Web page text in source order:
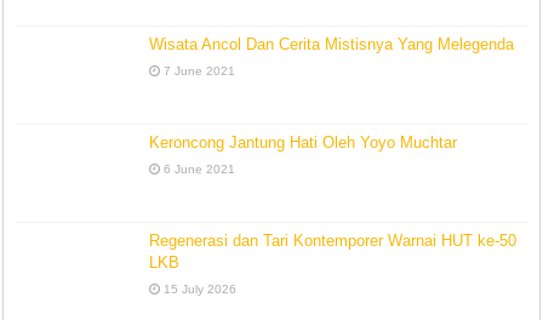
Wisata Ancol Dan Cerita Mistisnya Yang Melegenda
7 June 2021
Keroncong Jantung Hati Oleh Yoyo Muchtar
6 June 2021
Regenerasi dan Tari Kontemporer Warnai HUT ke-50
LKB
15 July 2026